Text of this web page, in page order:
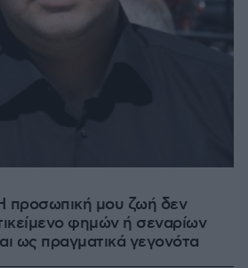
προσωπική μου ζωή δεν
φημών ή σεναρίων
ως πραγματικά γεγονότα